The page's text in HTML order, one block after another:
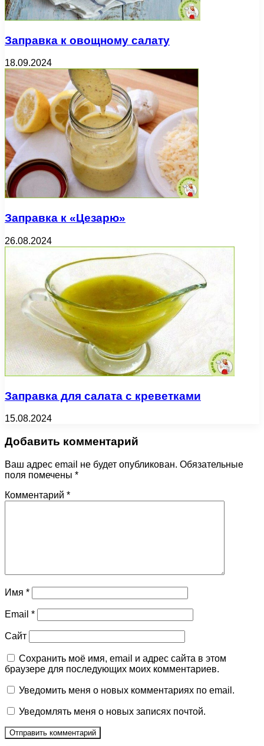
Заправка к овощному салату
18.09.2024
Заправка к «Цезарю»
26.08.2024
Заправка для салата с креветками
15.08.2024
Добавить комментарий
Ваш адрес email не будет опубликован. Обязательные
поля помечены *
Комментарий *
Имя *
Email *
Сайт
Сохранить моё имя, email и адрес сайта в этом
браузере для последующих моих комментариев.
Уведомить меня о новых комментариях по email.
Уведомлять меня о новых записях почтой.